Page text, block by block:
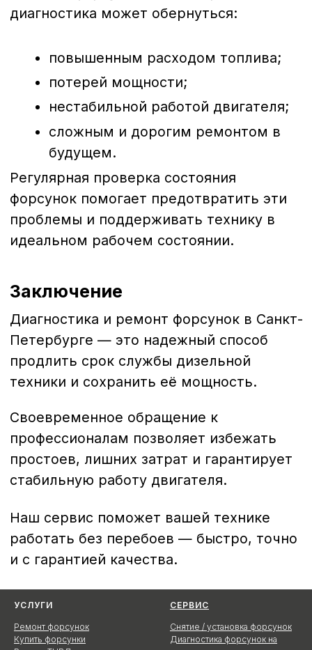
УСЛУГИ
Ремонт форсунок
Купить форсунки
СЕРВИС
Снятие / установка форсунок
Диагностика форсунок на